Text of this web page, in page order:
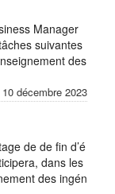
Manager
suivantes
des
10 décembre 2023
de de fin d’é
dans les
des ingén